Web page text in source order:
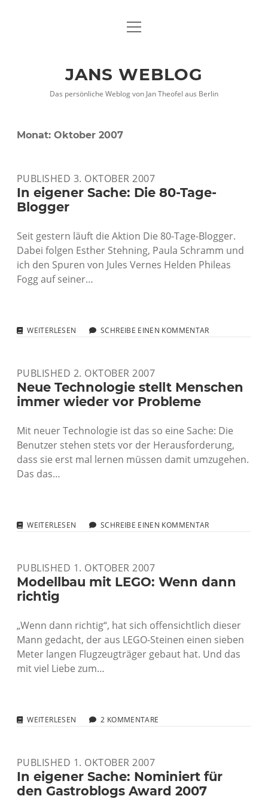
DATENSCHUTZHINWEISE
twitterfacebook
xing
Menü
JANS WEBLOG
Das persönliche Weblog von Jan Theofel aus Berlin
Monat: Oktober 2007
PUBLISHED 3. OKTOBER 2007
In eigener Sache: Die 80-Tage-
Blogger
Seit gestern läuft die Aktion Die 80-Tage-Blogger.
Dabei folgen Esther Stehning, Paula Schramm und
ich den Spuren von Jules Vernes Helden Phileas
Fogg auf seiner…
WEITERLESEN
80-
TAGE-
BLOGGER
SCHREIBE EINEN KOMMENTAR
PUBLISHED 2. OKTOBER 2007
Neue Technologie stellt Menschen
immer wieder vor Probleme
Mit neuer Technologie ist das so eine Sache: Die
Benutzer stehen stets vor der Herausforderung,
dass sie erst mal lernen müssen damit umzugehen.
Das das…
WEITERLESEN NEUE
IMMER
WIEDER
VOR
SCHREIBE EINEN KOMMENTAR
PUBLISHED 1. OKTOBER 2007
Modellbau mit LEGO: Wenn dann
richtig
„Wenn dann richtig“, hat sich offensichtlich dieser
Mann gedacht, der aus LEGO-Steinen einen sieben
Meter langen Flugzeugträger gebaut hat. Und das
mit viel Liebe zum…
WEITERLESEN MODELLBAU
DANN
RICHTIG
2 KOMMENTARE
PUBLISHED 1. OKTOBER 2007
In eigener Sache: Nominiert für
den Gastroblogs Award 2007